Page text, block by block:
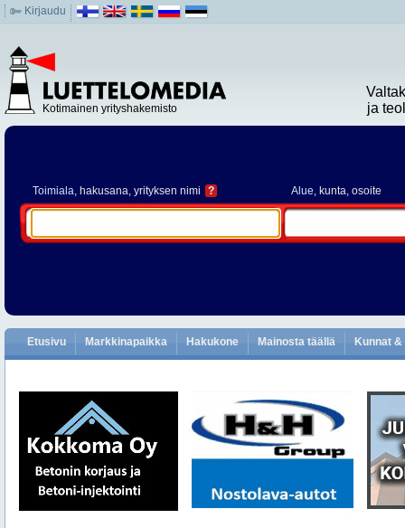
Kirjaudu
Kotimainen yrityshakemisto
ja
Toimiala, hakusana, yrityksen nimi ? Alue, kunta, osoite
Etusivu Markkinapaikka Hakukone Mainosta täällä Kunnat